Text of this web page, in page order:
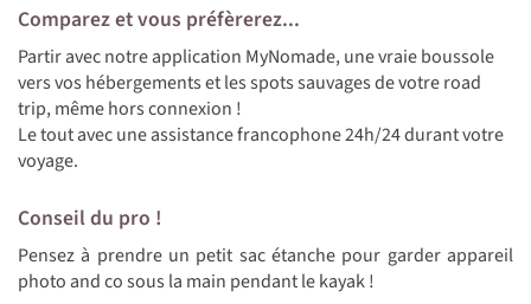
Comparez et vous préfèrerez...
Partir avec notre application MyNomade, une vraie boussole
vers vos hébergements et les spots sauvages de votre road
trip, même hors connexion !
Le tout avec une assistance francophone 24h/24 durant votre
voyage.
Conseil du pro !
Pensez à prendre un petit sac étanche pour garder appareil
photo and co sous la main pendant le kayak !